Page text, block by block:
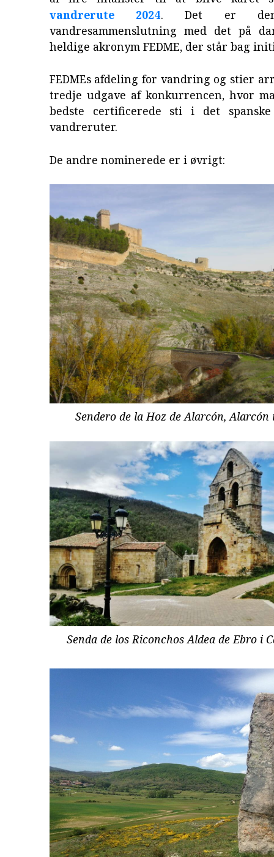
vandrerute 2024. Det er den
vandresammenslutning med det på
heldige akronym FEDME, der står bag
FEDMEs afdeling for vandring og stier
tredje udgave af konkurrencen, hvor
bedste certificerede sti i det
vandreruter.
De andre nominerede er i øvrigt:
Sendero de la Hoz de Alarcón, Alarcón
Senda de los Riconchos Aldea de Ebro i